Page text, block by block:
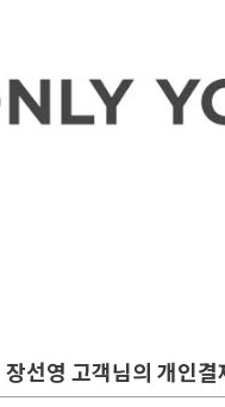
선영 고객님의 개인결